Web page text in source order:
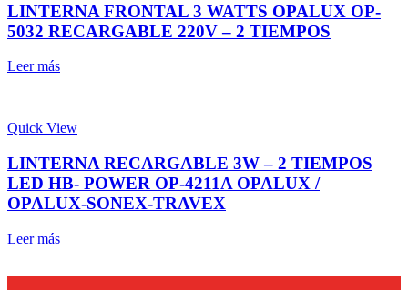
LINTERNA FRONTAL 3 WATTS OPALUX OP-
5032 RECARGABLE 220V – 2 TIEMPOS
Leer más
Quick View
LINTERNA RECARGABLE 3W – 2 TIEMPOS
LED HB- POWER OP-4211A OPALUX /
OPALUX-SONEX-TRAVEX
Leer más